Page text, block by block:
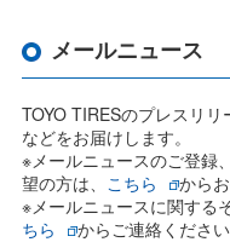
メールニュース
TOYO TIRESのプレスリ
などをお届けします。
※メールニュースのご登録
望の方は、 こちら
から
※メールニュースに関する
ちら
からご連絡ください